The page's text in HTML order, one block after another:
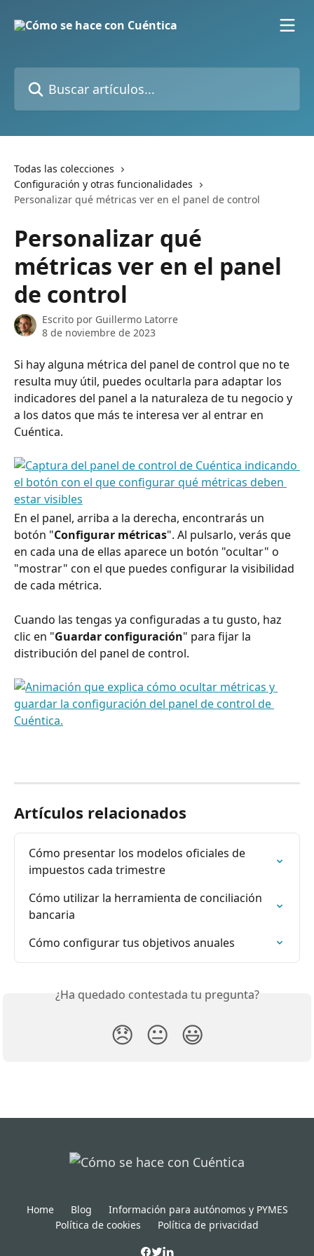
Todas las colecciones
Configuración y otras funcionalidades
Personalizar qué métricas ver en el panel de control
Personalizar qué
métricas ver en el panel
de control
Escrito por Guillermo Latorre
8 de noviembre de 2023
Si hay alguna métrica del panel de control que no te
resulta muy útil, puedes ocultarla para adaptar los
indicadores del panel a la naturaleza de tu negocio y
a los datos que más te interesa ver al entrar en
Cuéntica.
En el panel, arriba a la derecha, encontrarás un
botón "Configurar métricas". Al pulsarlo, verás que
en cada una de ellas aparece un botón "ocultar" o
"mostrar" con el que puedes configurar la visibilidad
de cada métrica.
Cuando las tengas ya configuradas a tu gusto, haz
clic en "Guardar configuración" para fijar la
distribución del panel de control.
Artículos relacionados
Cómo presentar los modelos oficiales de
impuestos cada trimestre
Cómo utilizar la herramienta de conciliación
bancaria
Cómo configurar tus objetivos anuales
¿Ha quedado contestada tu pregunta?
😞 😐 😃
Home Blog
Información para autónomos y PYMES
Política de cookies
Política de privacidad